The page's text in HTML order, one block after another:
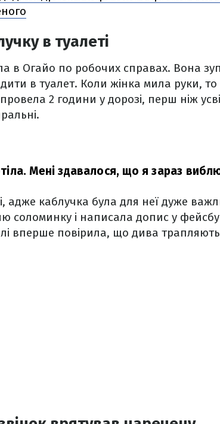
в туалеті
в Огайо по робочих справах. Вона
в туалет. Коли жінка мила руки,
провела 2 години у дорозі, перш ніж
Мені здавалося, що я зараз
адже каблучка була для неї дуже
соломинку і написала допис у
вперше повірила, що дива